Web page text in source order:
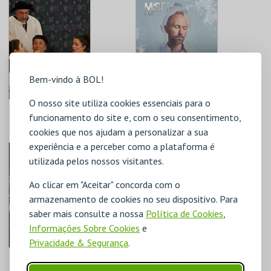
Bem-vindo à BOL!
O nosso site utiliza cookies essenciais para o
funcionamento do site e, com o seu consentimento,
cookies que nos ajudam a personalizar a sua
experiência e a perceber como a plataforma é
utilizada pelos nossos visitantes.
Ao clicar em "Aceitar" concorda com o
armazenamento de cookies no seu dispositivo. Para
saber mais consulte a nossa Política de Cookies,
Informações Sobre Cookies e
Privacidade & Segurança.
MUNICIPAL
MAIS INFO
MUNICIPAL
MAIS INFO
AUTO DAS CAPELAS
| CLÁSSICOS EM
CENA
SÃO LUIZ TEATRO
MUNICIPAL
MAIS INFO
COMPRAR
EAST FOREST -
MISTY FEST
SÃO LUIZ TEATRO
MUNICIPAL
MAIS INFO
COMPRAR
FEST
KARDYB + VEGA